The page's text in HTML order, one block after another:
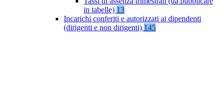
in tabelle) 13
Incarichi conferiti e autorizzati ai dipendenti
(dirigenti e non dirigenti) 145